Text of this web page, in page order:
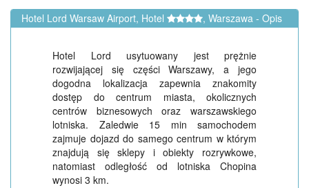
Hotel Lord Warsaw Airport, Hotel , Warszawa - Opis
Hotel Lord usytuowany jest prężnie
rozwijającej się części Warszawy, a jego
dogodna lokalizacja zapewnia znakomity
dostęp do centrum miasta, okolicznych
centrów biznesowych oraz warszawskiego
lotniska. Zaledwie 15 min samochodem
zajmuje dojazd do samego centrum w którym
znajdują się sklepy i obiekty rozrywkowe,
natomiast odległość od lotniska Chopina
wynosi 3 km.